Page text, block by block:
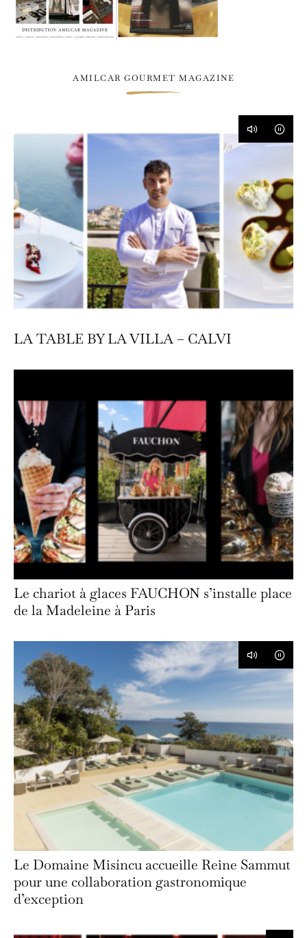
AMILCAR GOURMET MAGAZINE
LA TABLE BY LA VILLA – CALVI
Le chariot à glaces FAUCHON s’installe place
de la Madeleine à Paris
Le Domaine Misíncu accueille Reine Sammut
pour une collaboration gastronomique
d’exception